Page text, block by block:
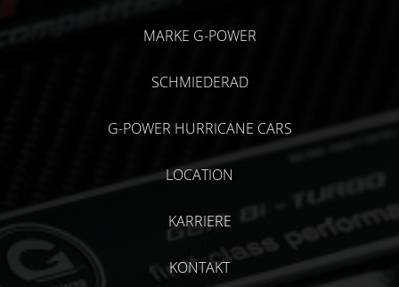
MARKE G-POWER
SCHMIEDERAD
G-POWER HURRICANE CARS
LOCATION
KARRIERE
KONTAKT